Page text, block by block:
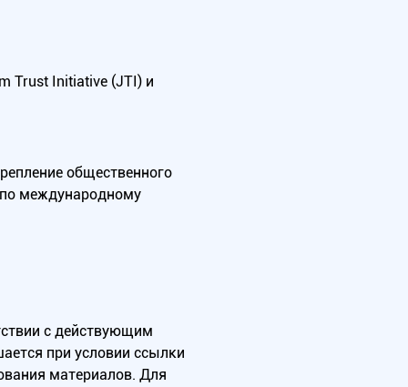
Trust Initiative (JTI) и
общественного
международному
с действующим
при условии ссылки
материалов. Для